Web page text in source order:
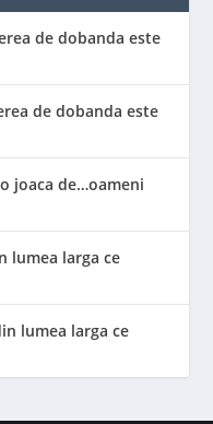
de dobanda este
de dobanda este
joaca de…oameni
lumea larga ce
lumea larga ce